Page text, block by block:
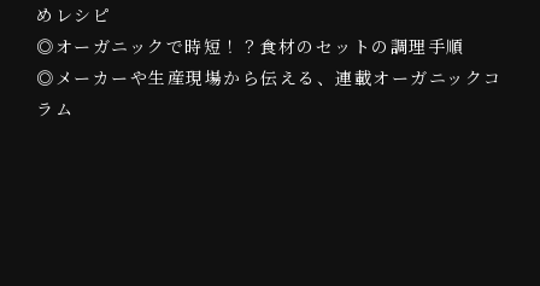
めレシピ
◎オーガニックで時短！？食材のセットの調理手順
◎メーカーや生産現場から伝える、連載オーガニックコ
ラム